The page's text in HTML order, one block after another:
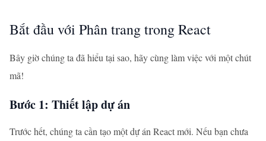
Bắt đầu với Phân trang trong React
Bây giờ chúng ta đã hiểu tại sao, hãy cùng làm việc với một chút
mã!
Bước 1: Thiết lập dự án
Trước hết, chúng ta cần tạo một dự án React mới. Nếu bạn chưa